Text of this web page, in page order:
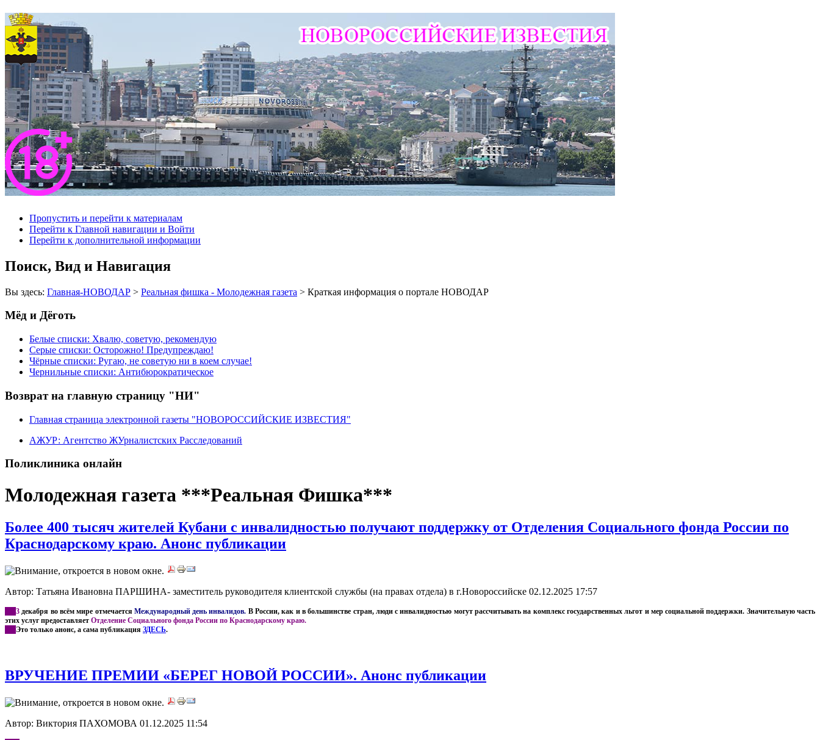
Пропустить и перейти к материалам
Перейти к Главной навигации и Войти
Перейти к дополнительной информации
Поиск, Вид и Навигация
Вы здесь: Главная-НОВОДАР > Реальная фишка - Молодежная газета > Краткая информация о портале НОВОДАР
Мёд и Дёготь
Белые списки: Хвалю, советую, рекомендую
Серые списки: Осторожно! Предупреждаю!
Чёрные списки: Ругаю, не советую ни в коем случае!
Чернильные списки: Антибюрократическое
Возврат на главную страницу "НИ"
Главная страница электронной газеты "НОВОРОССИЙСКИЕ ИЗВЕСТИЯ"
АЖУР: Агентство ЖУрналистских Расследований
Поликлиника онлайн
Молодежная газета ***Реальная Фишка***
Более 400 тысяч жителей Кубани с инвалидностью получают поддержку от Отделения Социального фонда России по
Краснодарскому краю. Анонс публикации
Автор: Татьяна Ивановна ПАРШИНА- заместитель руководителя клиентской службы (на правах отдела) в г.Новороссийске 02.12.2025 17:57
3 декабря во всём мире отмечается Международный день инвалидов. В России, как и в большинстве стран, люди с инвалидностью могут рассчитывать на комплекс государственных льгот и мер социальной поддержки. Значительную часть
этих услуг предоставляет Отделение Социального фонда России по Краснодарскому краю.
Это только анонс, а сама публикация ЗДЕСЬ.
ВРУЧЕНИЕ ПРЕМИИ «БЕРЕГ НОВОЙ РОССИИ». Анонс публикации
Автор: Виктория ПАХОМОВА 01.12.2025 11:54